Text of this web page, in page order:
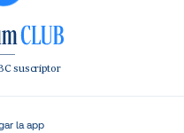
suscriptor
la app